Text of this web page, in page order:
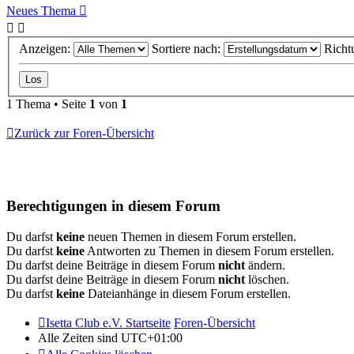
Neues Thema
Anzeigen: Sortiere nach:
1 Thema • Seite 1 von 1
Zurück zur Foren-Übersicht
Berechtigungen in diesem Forum
Du darfst keine neuen Themen in diesem Forum erstellen.
Du darfst keine Antworten zu Themen in diesem Forum erstellen.
Du darfst deine Beiträge in diesem Forum nicht ändern.
Du darfst deine Beiträge in diesem Forum nicht löschen.
Du darfst keine Dateianhänge in diesem Forum erstellen.
Isetta Club e.V. Startseite Foren-Übersicht
Alle Zeiten sind UTC+01:00